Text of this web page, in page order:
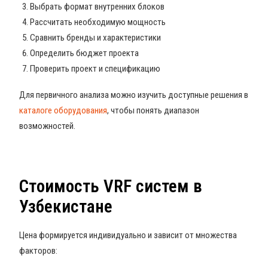
Выбрать формат внутренних блоков
Рассчитать необходимую мощность
Сравнить бренды и характеристики
Определить бюджет проекта
Проверить проект и спецификацию
Для первичного анализа можно изучить доступные решения в
каталоге оборудования, чтобы понять диапазон
возможностей.
Стоимость VRF систем в
Узбекистане
Цена формируется индивидуально и зависит от множества
факторов: